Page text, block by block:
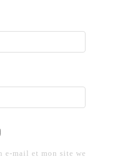
e-mail et mon site web dans le